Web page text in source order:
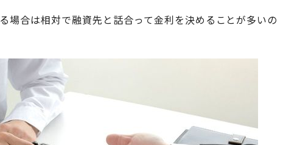
場合は相対で融資先と話合って金利を決めることが多いの